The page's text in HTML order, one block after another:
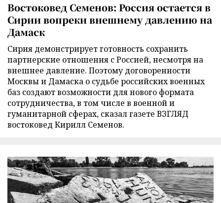
Востоковед Семенов: Россия остается в
Сирии вопреки внешнему давлению на
Дамаск
Сирия демонстрирует готовность сохранить
партнерские отношения с Россией, несмотря на
внешнее давление. Поэтому договоренности
Москвы и Дамаска о судьбе российских военных
баз создают возможности для нового формата
сотрудничества, в том числе в военной и
гуманитарной сферах, сказал газете ВЗГЛЯД
востоковед Кирилл Семенов.